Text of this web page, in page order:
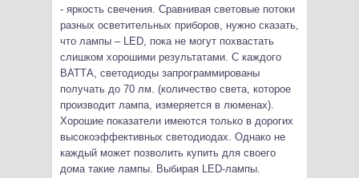
- яркость свечения. Сравнивая световые потоки
разных осветительных приборов, нужно сказать,
что лампы – LED, пока не могут похвастать
слишком хорошими результатами. С каждого
ВАТТА, светодиоды запрограммированы
получать до 70 лм. (количество света, которое
производит лампа, измеряется в люменах).
Хорошие показатели имеются только в дорогих
высокоэффективных светодиодах. Однако не
каждый может позволить купить для своего
дома такие лампы. Выбирая LED-лампы.